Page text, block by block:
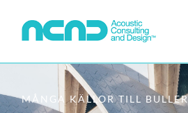
MÅNGA KÄLLOR TILL BULLER